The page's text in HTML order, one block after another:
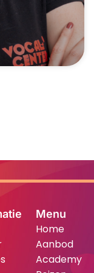
Menu
Home
Aanbod
Academy